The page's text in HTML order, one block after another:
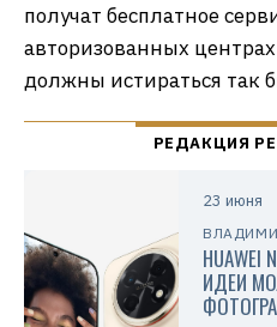
получат бесплатное
авторизованных
должны истираться так
23 июня
ИДЕИ